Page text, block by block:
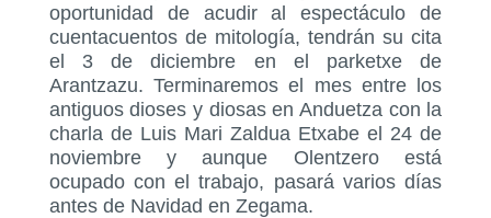
oportunidad de acudir al espectáculo de
cuentacuentos de mitología, tendrán su cita
el 3 de diciembre en el parketxe de
Arantzazu. Terminaremos el mes entre los
antiguos dioses y diosas en Anduetza con la
charla de Luis Mari Zaldua Etxabe el 24 de
noviembre y aunque Olentzero está
ocupado con el trabajo, pasará varios días
antes de Navidad en Zegama.